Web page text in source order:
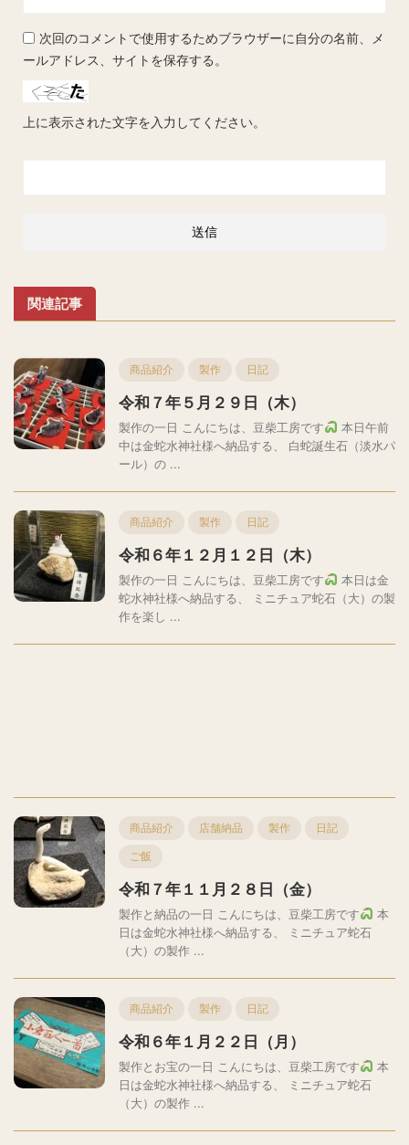
次回のコメントで使用するためブラウザーに自分の名前、メ
ールアドレス、サイトを保存する。
上に表示された文字を入力してください。
関連記事
商品紹介 製作 日記
令和７年５月２９日（木）
製作の一日 こんにちは、豆柴工房です
本日午前
中は金蛇水神社様へ納品する、 白蛇誕生石（淡水パ
ール）の ...
商品紹介 製作 日記
令和６年１２月１２日（木）
製作の一日 こんにちは、豆柴工房です
本日は金
蛇水神社様へ納品する、 ミニチュア蛇石（大）の製
作を楽し ...
商品紹介 店舗納品 製作 日記
ご飯
令和７年１１月２８日（金）
製作と納品の一日 こんにちは、豆柴工房です
本
日は金蛇水神社様へ納品する、 ミニチュア蛇石
（大）の製作 ...
商品紹介 製作 日記
令和６年１月２２日（月）
製作とお宝の一日 こんにちは、豆柴工房です
本
日は金蛇水神社様へ納品する、 ミニチュア蛇石
（大）の製作 ...